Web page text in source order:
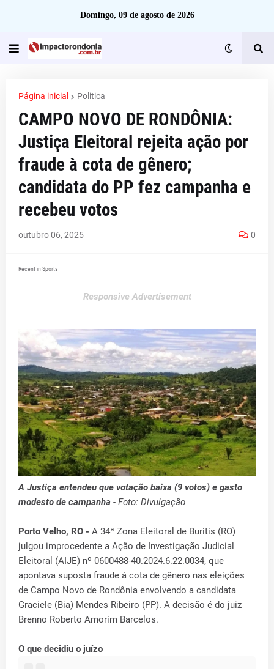
Domingo, 09 de agosto de 2026
Página inicial Politica
CAMPO NOVO DE RONDÔNIA:
Justiça Eleitoral rejeita ação por
fraude à cota de gênero;
candidata do PP fez campanha e
recebeu votos
outubro 06, 2025 0
Recent in Sports
Responsive Advertisement
A Justiça entendeu que votação baixa (9 votos) e gasto
modesto de campanha - Foto: Divulgação
Porto Velho, RO - A 34ª Zona Eleitoral de Buritis (RO)
julgou improcedente a Ação de Investigação Judicial
Eleitoral (AIJE) nº 0600488-40.2024.6.22.0034, que
apontava suposta fraude à cota de gênero nas eleições
de Campo Novo de Rondônia envolvendo a candidata
Graciele (Bia) Mendes Ribeiro (PP). A decisão é do juiz
Brenno Roberto Amorim Barcelos.
O que decidiu o juízo